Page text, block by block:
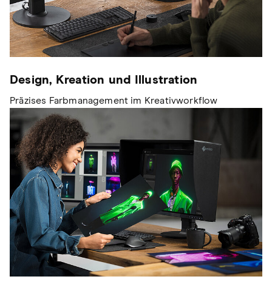
Design, Kreation und Illustration
Präzises Farbmanagement im Kreativworkflow